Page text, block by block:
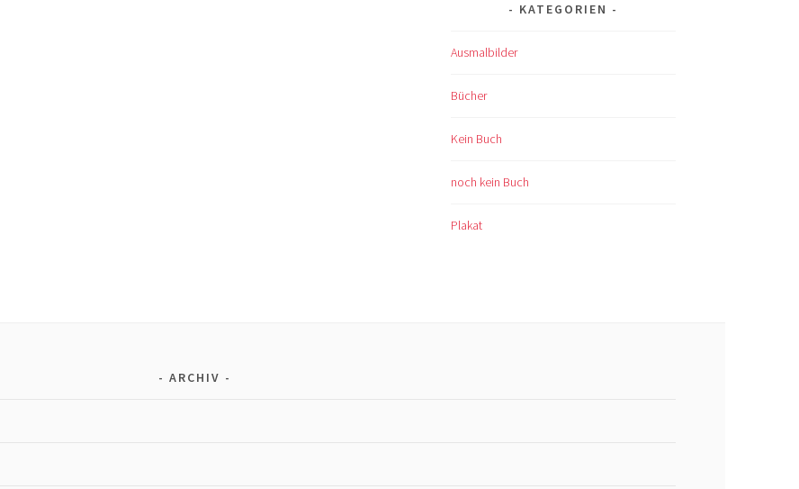
KATEGORIEN
Ausmalbilder
Bücher
Kein Buch
noch kein Buch
Plakat
ARCHIV